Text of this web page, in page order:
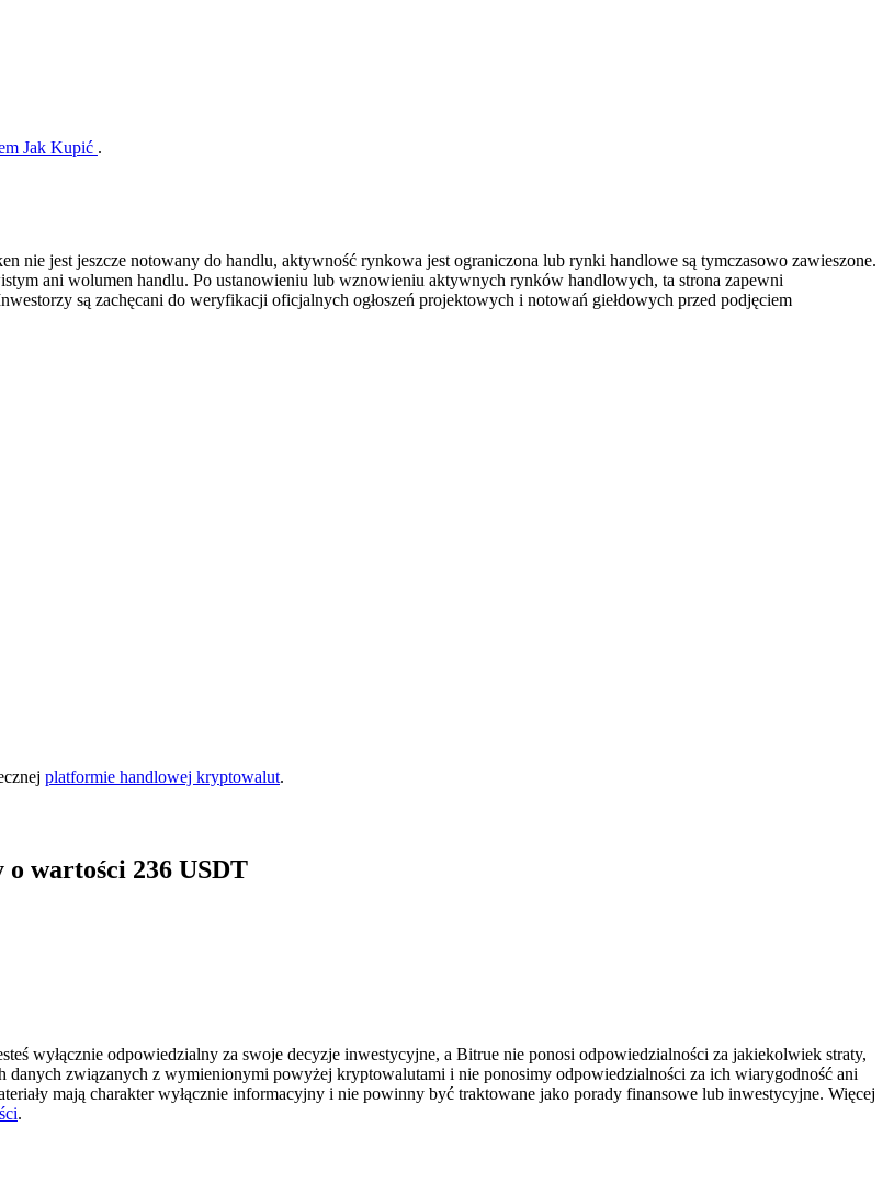
Jak Kupić .
nie jest jeszcze notowany do handlu, aktywność rynkowa jest ograniczona lub rynki handlowe są tymczasowo zawieszone.
ani wolumen handlu. Po ustanowieniu lub wznowieniu aktywnych rynków handlowych, ta strona zapewni
są zachęcani do weryfikacji oficjalnych ogłoszeń projektowych i notowań giełdowych przed podjęciem
platformie handlowej kryptowalut.
wartości 236 USDT
wyłącznie odpowiedzialny za swoje decyzje inwestycyjne, a Bitrue nie ponosi odpowiedzialności za jakiekolwiek straty,
danych związanych z wymienionymi powyżej kryptowalutami i nie ponosimy odpowiedzialności za ich wiarygodność ani
mają charakter wyłącznie informacyjny i nie powinny być traktowane jako porady finansowe lub inwestycyjne. Więcej
.